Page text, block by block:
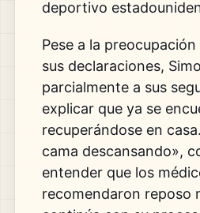
deportivo
Pese a la
sus declaraciones,
parcialmente a sus
explicar que ya se
recuperándose en
cama descansando»,
entender que los
recomendaron reposo